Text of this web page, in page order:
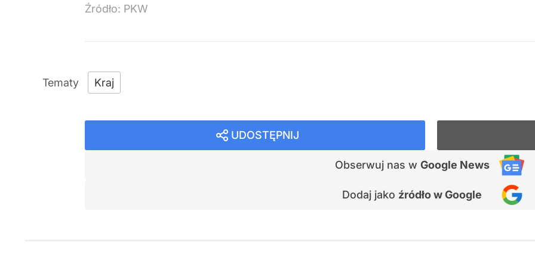
Źródło: PKW
Kraj
UDOSTĘPNIJ
Obserwuj nas w Google News
Dodaj jako źródło w Google